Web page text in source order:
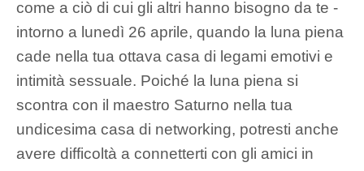
come a ciò di cui gli altri hanno bisogno da te -
intorno a lunedì 26 aprile, quando la luna piena
cade nella tua ottava casa di legami emotivi e
intimità sessuale. Poiché la luna piena si
scontra con il maestro Saturno nella tua
undicesima casa di networking, potresti anche
avere difficoltà a connetterti con gli amici in